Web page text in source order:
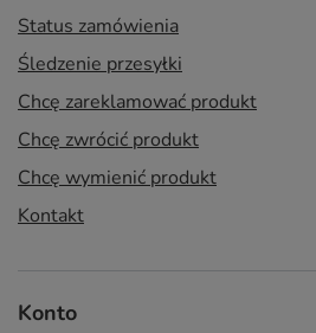
Status zamówienia
Śledzenie przesyłki
Chcę zareklamować produkt
Chcę zwrócić produkt
Chcę wymienić produkt
Kontakt
Konto